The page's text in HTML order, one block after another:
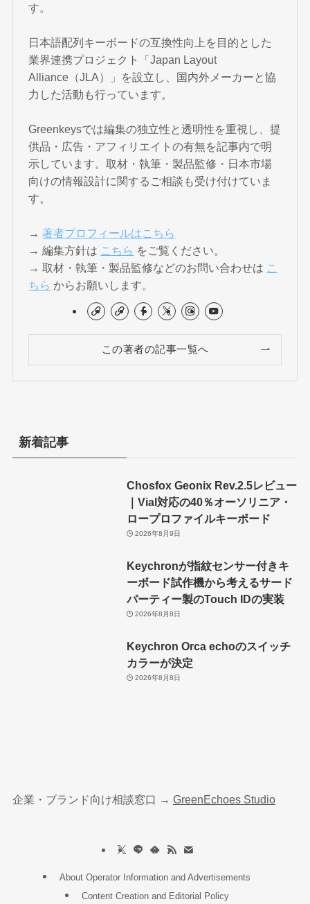
す。
日本語配列キーボードの互換性向上を目的とした
業界連携プロジェクト「Japan Layout
Alliance（JLA）」を設立し、国内外メーカーと協
力した活動も行っています。
Greenkeysでは編集の独立性と透明性を重視し、提
供品・広告・アフィリエイトの有無を記事内で明
示しています。取材・執筆・製品監修・日本市場
向けの情報設計に関するご相談も受け付けていま
す。
→著者プロフィールはこちら
→ 編集方針は こちら をご覧ください。
→ 取材・執筆・製品監修などのお問い合わせは こ
ちら からお願いします。
この著者の記事一覧へ
新着記事
Chosfox Geonix Rev.2.5レビュー
｜Vial対応の40％オーソリニア・
ロープロファイルキーボード
2026年8月9日
Keychronが指紋センサー付きキ
ーボード試作機から考えるサード
パーティー製のTouch IDの実装
2026年8月8日
Keychron Orca echoのスイッチ
カラーが決定
2026年8月8日
企業・ブランド向け相談窓口 → GreenEchoes Studio
About Operator Information and Advertisements
Content Creation and Editorial Policy